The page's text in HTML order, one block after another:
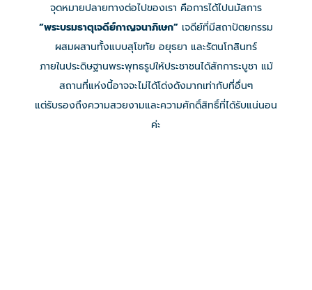
จุดหมายปลายทางต่อไปของเรา คือการได้ไปนมัสการ
“พระบรมธาตุเจดีย์กาญจนาภิเษก” เจดีย์ที่มีสถาปัตยกรรม
ผสมผสานทั้งแบบสุโขทัย อยุธยา และรัตนโกสินทร์
ภายในประดิษฐานพระพุทธรูปให้ประชาชนได้สักการะบูชา แม้
สถานที่แห่งนี้อาจจะไม่ได้โด่งดังมากเท่ากับที่อื่นๆ
แต่รับรองถึงความสวยงามและความศักดิ์สิทธิ์ที่ได้รับแน่นอน
ค่ะ